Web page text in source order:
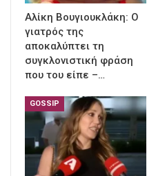
Αλίκη Βουγιουκλάκη: Ο
γιατρός της
αποκαλύπτει τη
συγκλονιστική φράση
που του είπε –…
GOSSIP